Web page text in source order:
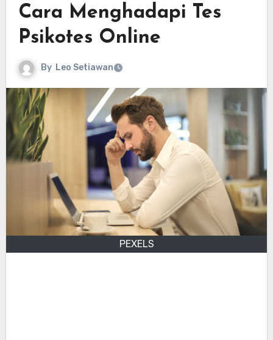
Cara Menghadapi Tes
Psikotes Online
By Leo Setiawan
PEXELS